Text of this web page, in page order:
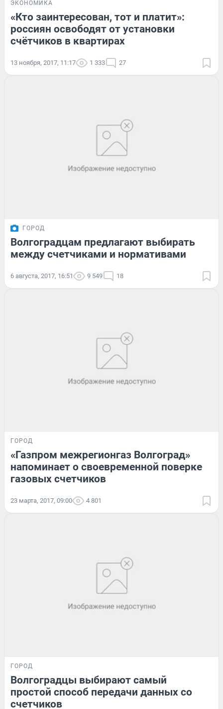
ЭКОНОМИКА
«Кто заинтересован, тот и платит»:
россиян освободят от установки
счётчиков в квартирах
13 ноября, 2017, 11:17 1 333 27
ГОРОД
Волгоградцам предлагают выбирать
между счетчиками и нормативами
6 августа, 2017, 16:51 9 549 18
ГОРОД
«Газпром межрегионгаз Волгоград»
напоминает о своевременной поверке
газовых счетчиков
23 марта, 2017, 09:00 4 801
ГОРОД
Волгоградцы выбирают самый
простой способ передачи данных со
счетчиков